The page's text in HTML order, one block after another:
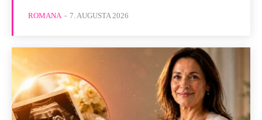
ROMANA - 7. AUGUSTA 2026